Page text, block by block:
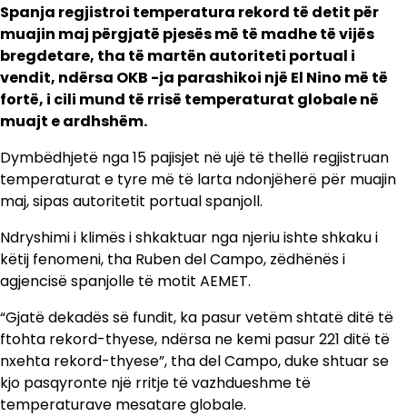
Spanja regjistroi temperatura rekord të detit për
muajin maj përgjatë pjesës më të madhe të vijës
bregdetare, tha të martën autoriteti portual i
vendit, ndërsa OKB -ja parashikoi një El Nino më të
fortë, i cili mund të rrisë temperaturat globale në
muajt e ardhshëm.
Dymbëdhjetë nga 15 pajisjet në ujë të thellë regjistruan
temperaturat e tyre më të larta ndonjëherë për muajin
maj, sipas autoritetit portual spanjoll.
Ndryshimi i klimës i shkaktuar nga njeriu ishte shkaku i
këtij fenomeni, tha Ruben del Campo, zëdhënës i
agjencisë spanjolle të motit AEMET.
“Gjatë dekadës së fundit, ka pasur vetëm shtatë ditë të
ftohta rekord-thyese, ndërsa ne kemi pasur 221 ditë të
nxehta rekord-thyese”, tha del Campo, duke shtuar se
kjo pasqyronte një rritje të vazhdueshme të
temperaturave mesatare globale.